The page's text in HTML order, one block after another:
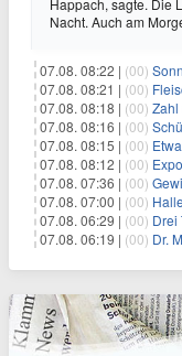
Happach, sagte. Die
Nacht. Auch am
07.08. 08:22 | (00)
07.08. 08:21 | (00)
07.08. 08:18 | (00) Zahl
07.08. 08:16 | (00)
07.08. 08:15 | (00)
07.08. 08:12 | (00)
07.08. 07:36 | (00)
07.08. 07:00 | (00)
07.08. 06:29 | (00) Drei
07.08. 06:19 | (00) Dr.